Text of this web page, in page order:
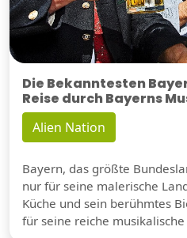
Die Bekanntesten
Reise durch Bayerns
Alien Nation
Bayern, das größte
nur für seine malerische
Küche und sein berühmtes
für seine reiche